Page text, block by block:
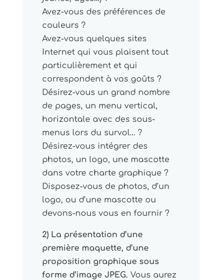
Avez-vous des préférences de
couleurs ?
Avez-vous quelques sites
Internet qui vous plaisent tout
particulièrement et qui
correspondent à vos goûts ?
Désirez-vous un grand nombre
de pages, un menu vertical,
horizontale avec des sous-
menus lors du survol… ?
Désirez-vous intégrer des
photos, un logo, une mascotte
dans votre charte graphique ?
Disposez-vous de photos, d’un
logo, ou d’une mascotte ou
devons-nous vous en fournir ?
2) La présentation d’une
première maquette, d’une
proposition graphique sous
forme d’image JPEG. Vous aurez